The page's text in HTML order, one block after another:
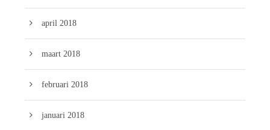
april 2018
maart 2018
februari 2018
januari 2018